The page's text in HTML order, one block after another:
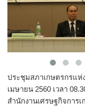
Search
for:
ประชุมสภาเกษตรกรแห่
เมษายน 2560 เวลา
สำนักงานเศรษฐกิจการเ